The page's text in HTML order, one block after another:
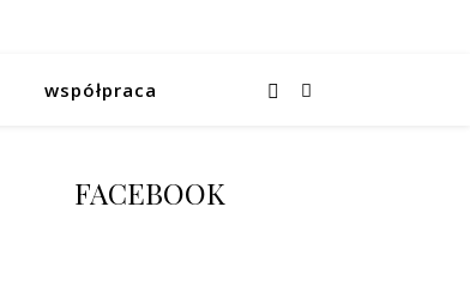
współpraca
FACEBOOK